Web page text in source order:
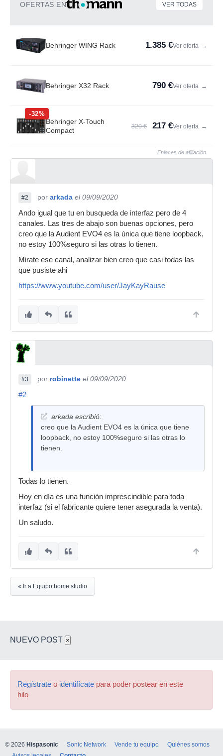
OFERTAS EN VER TODAS
Behringer WING Rack 1.385 €Ver oferta →
Behringer X32 Rack 790 €Ver oferta →
-32%
Behringer X-Touch
Compact
320 € 217 €Ver oferta →
Enlaces de afiliación
#2 por arkada el 09/09/2020
Ando igual que tu en busqueda de interfaz pero de 4
canales. Las tres de abajo son buenas opciones, pero
creo que la Audient EVO4 es la única que tiene loopback,
no estoy 100%seguro si las otras lo tienen.
Mirate ese canal, analizar bien creo que casi todas las
que pusiste ahi
https://www.youtube.com/user/JayKayRause
#3 por robinette el 09/09/2020
#2
arkada escribió:
creo que la Audient EVO4 es la única que tiene
loopback, no estoy 100%seguro si las otras lo
tienen.
Todas lo tienen.
Hoy en día es una función imprescindible para toda
interfaz (si el fabricante quiere tener asegurada la venta).
Un saludo.
« Ir a Equipo home studio
NUEVO POST ×
Regístrate o identifícate para poder postear en este
hilo
© 2026 Hispasonic Sonic Network Vende tu equipo
Quiénes somos